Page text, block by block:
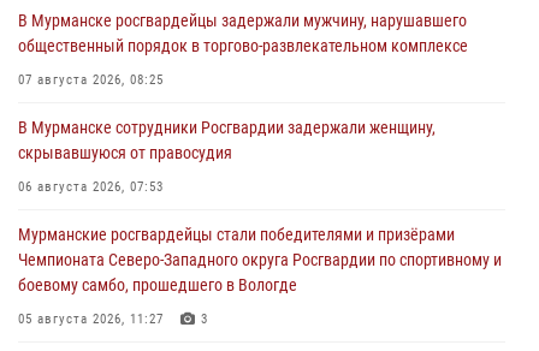
В Мурманске росгвардейцы задержали мужчину, нарушавшего
общественный порядок в торгово-развлекательном комплексе
07 августа 2026, 08:25
В Мурманске сотрудники Росгвардии задержали женщину,
скрывавшуюся от правосудия
06 августа 2026, 07:53
Мурманские росгвардейцы стали победителями и призёрами
Чемпионата Северо-Западного округа Росгвардии по спортивному и
боевому самбо, прошедшего в Вологде
05 августа 2026, 11:27 3